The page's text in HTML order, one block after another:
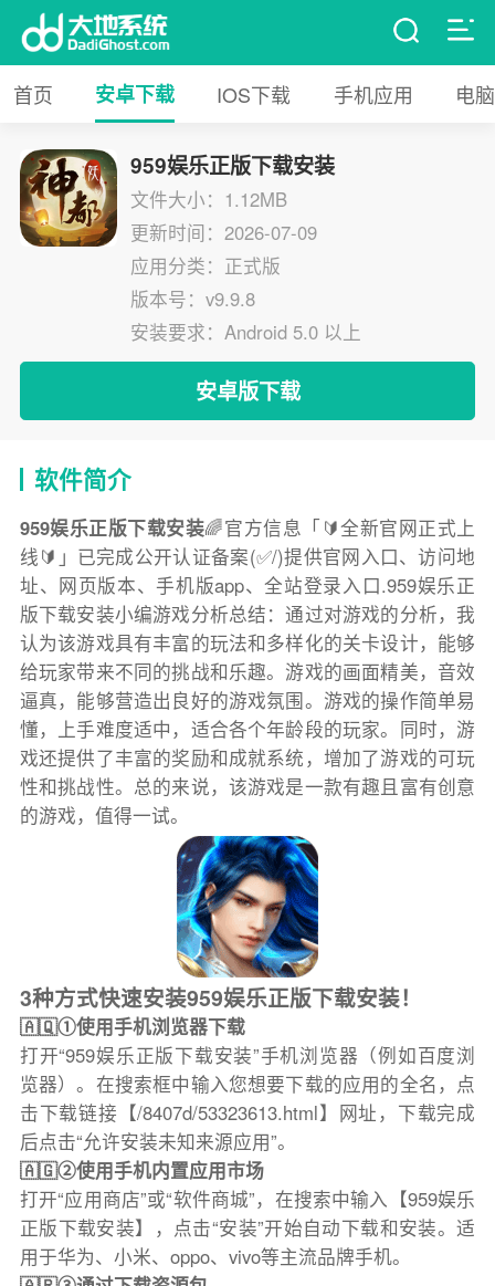
首页 安卓下载 IOS下载 手机应用 电
959娱乐正版下载安装
文件大小：1.12MB
更新时间：2026-07-09
应用分类：正式版
版本号：v9.9.8
安装要求：Android 5.0 以上
安卓版下载
软件简介
959娱乐正版下载安装🌈官方信息「🔰全新官网正式上
线🔰」已完成公开认证备案(✅/)提供官网入口、访问地
址、网页版本、手机版app、全站登录入口.959娱乐正
版下载安装小编游戏分析总结：通过对游戏的分析，我
认为该游戏具有丰富的玩法和多样化的关卡设计，能够
给玩家带来不同的挑战和乐趣。游戏的画面精美，音效
逼真，能够营造出良好的游戏氛围。游戏的操作简单易
懂，上手难度适中，适合各个年龄段的玩家。同时，游
戏还提供了丰富的奖励和成就系统，增加了游戏的可玩
性和挑战性。总的来说，该游戏是一款有趣且富有创意
的游戏，值得一试。
3种方式快速安装959娱乐正版下载安装！
🇦🇶①使用手机浏览器下载
打开“959娱乐正版下载安装”手机浏览器（例如百度浏
览器）。在搜索框中输入您想要下载的应用的全名，点
击下载链接【/8407d/53323613.html】网址，下载完成
后点击“允许安装未知来源应用”。
🇦🇬②使用手机内置应用市场
打开“应用商店”或“软件商城”，在搜索中输入【959娱乐
正版下载安装】，点击“安装”开始自动下载和安装。适
用于华为、小米、oppo、vivo等主流品牌手机。